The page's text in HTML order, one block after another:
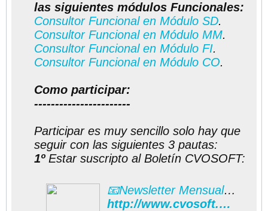
las siguientes módulos Funcionales:
Consultor Funcional en Módulo SD.
Consultor Funcional en Módulo MM.
Consultor Funcional en Módulo FI.
Consultor Funcional en Módulo CO.
Como participar:
-----------------------
Participar es muy sencillo solo hay que
seguir con las siguientes 3 pautas:
1ºEstar suscripto al Boletín CVOSOFT:
📧Newsletter Mensual CVOSOFT
http://www.cvosoft.com/boletines/boletines_esap.php#formulario